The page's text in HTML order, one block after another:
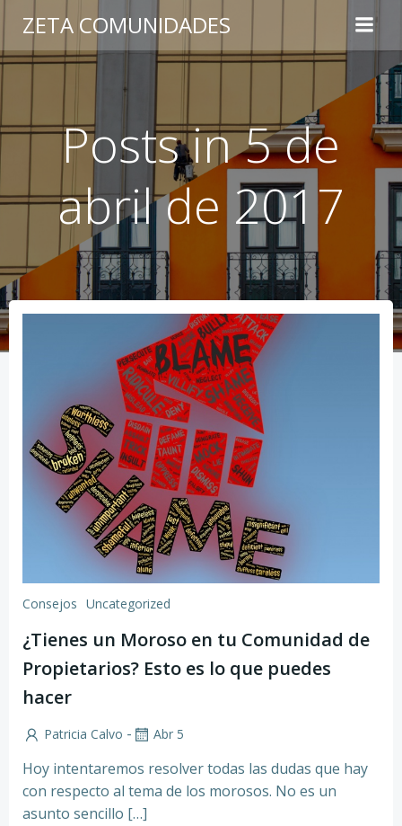
al
contenido
ZETA COMUNIDADES
Posts in 5 de
abril de 2017
Consejos Uncategorized
¿Tienes un Moroso en tu Comunidad de
Propietarios? Esto es lo que puedes
hacer
Patricia Calvo - Abr 5
Hoy intentaremos resolver todas las dudas que hay
con respecto al tema de los morosos. No es un
asunto sencillo […]